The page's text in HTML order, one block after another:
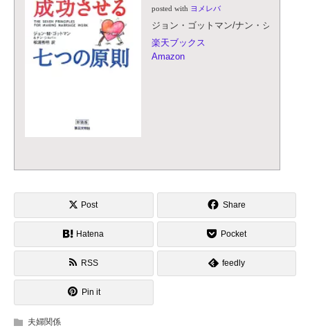
posted with ヨメレバ
ジョン・ゴットマン/ナン・シルバー
楽天ブックス
Amazon
Post Share
Hatena Pocket
RSS feedly
Pin it
夫婦関係